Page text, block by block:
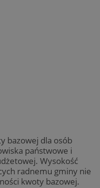
bazowej dla osób
państwowe i
Wysokość
radnemu gminy nie
kwoty bazowej.